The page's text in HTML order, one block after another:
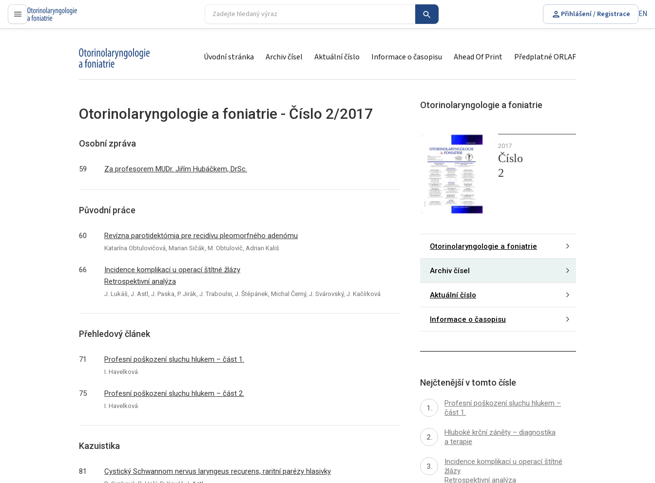
proLékaře.cz
Přihlášení / Registrace EN
proLékaře.cz Úvodní stránka Archiv čísel Aktuální číslo Informace o časopisu Ahead Of Print Předplatné ORLAF
Otorinolaryngologie a foniatrie - Číslo 2/2017
Osobní zpráva
59 Za profesorem MUDr. Jiřím Hubáčkem, DrSc.
Původní práce
60 Revízna parotidektómia pre recidívu pleomorfného adenómu
Katarína Obtulovičová, Marian Sičák, M. Obtulovič, Adrian Kališ
66
Incidence komplikací u operací štítné žlázy
Retrospektivní analýza
J. Lukáš, J. Astl, J. Paska, P. Jirák, J. Traboulsi, J. Štěpánek, Michal Černý, J. Svárovský, J. Kačírková
Přehledový článek
71 Profesní poškození sluchu hlukem – část 1.
I. Havelková
75 Profesní poškození sluchu hlukem – část 2.
I. Havelková
Kazuistika
81 Cystický Schwannom nervus laryngeus recurens, raritní parézy hlasivky
Otorinolaryngologie a foniatrie
2017
Číslo
2
Otorinolaryngologie a foniatrie
Archiv čísel
Aktuální číslo
Informace o časopisu
Nejčtenější v tomto čísle
Profesní poškození sluchu hlukem –
část 1.
Hluboké krční záněty – diagnostika
a terapie
Incidence komplikací u operací štítné
žlázy
Retrospektivní analýza